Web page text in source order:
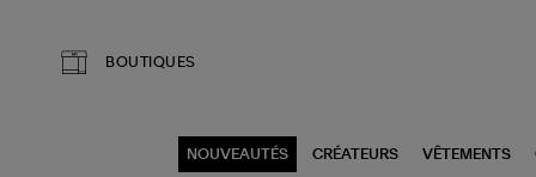
BOUTIQUES
NOUVEAUTÉS CRÉATEURS VÊTEMENTS